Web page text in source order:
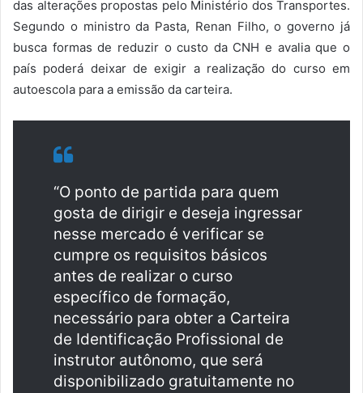
das alterações propostas pelo Ministério dos Transportes.
Segundo o ministro da Pasta, Renan Filho, o governo já
busca formas de reduzir o custo da CNH e avalia que o
país poderá deixar de exigir a realização do curso em
autoescola para a emissão da carteira.
“O ponto de partida para quem
gosta de dirigir e deseja ingressar
nesse mercado é verificar se
cumpre os requisitos básicos
antes de realizar o curso
específico de formação,
necessário para obter a Carteira
de Identificação Profissional de
instrutor autônomo, que será
disponibilizado gratuitamente no